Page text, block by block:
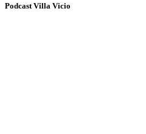
Podcast Villa Vicio